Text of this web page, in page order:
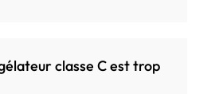
classe C est trop